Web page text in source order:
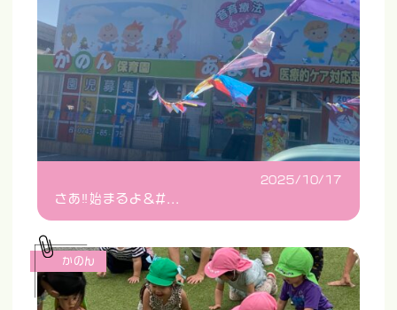
2025/10/17
さあ‼️始まるよ&#...
かのん